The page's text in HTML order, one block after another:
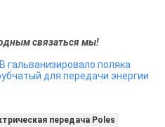
связаться мы!
гальванизировало поляка
для передачи энергии
передача Poles